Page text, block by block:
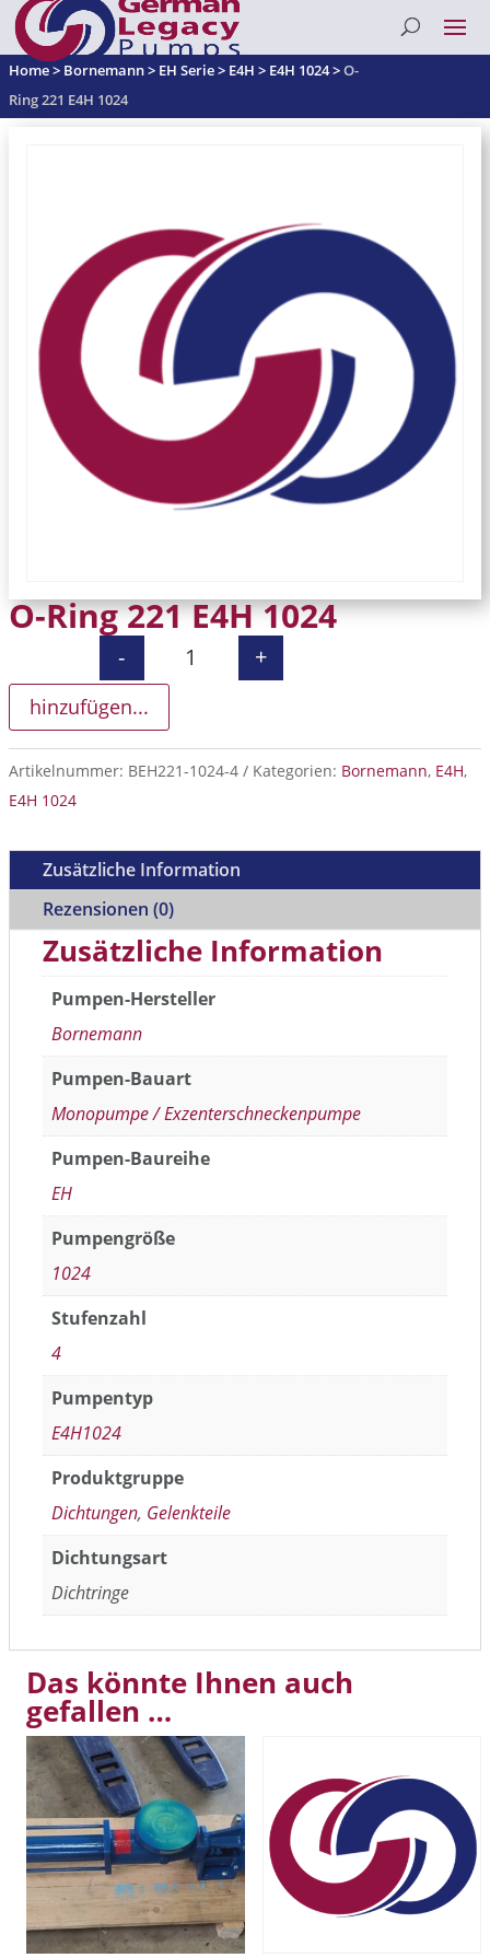
Home> Bornemann> EH Serie> E4H > E4H 1024>O-
Ring 221 E4H 1024
O-Ring 221 E4H 1024
O-Ring 221 E4H 1024 Menge
- +
hinzufügen...
Artikelnummer: BEH221-1024-4 Kategorien: Bornemann, E4H,
E4H 1024
Zusätzliche Information
Rezensionen (0)
Zusätzliche Information
Pumpen-Hersteller
Bornemann
Pumpen-Bauart
Monopumpe / Exzenterschneckenpumpe
Pumpen-Baureihe
EH
Pumpengröße
1024
Stufenzahl
4
Pumpentyp
E4H1024
Produktgruppe
Dichtungen, Gelenkteile
Dichtungsart
Dichtringe
Das könnte Ihnen auch
gefallen …